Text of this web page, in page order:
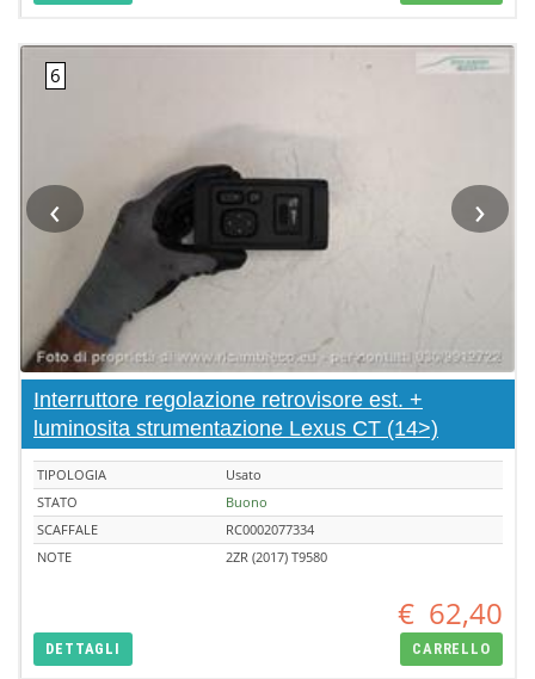
‹ ›
Interruttore regolazione retrovisore est. +
luminosita strumentazione Lexus CT (14>)
TIPOLOGIA
Usato
STATO
Buono
SCAFFALE
RC0002077334
NOTE
2ZR (2017) T9580
€ 62,40
DETTAGLI CARRELLO